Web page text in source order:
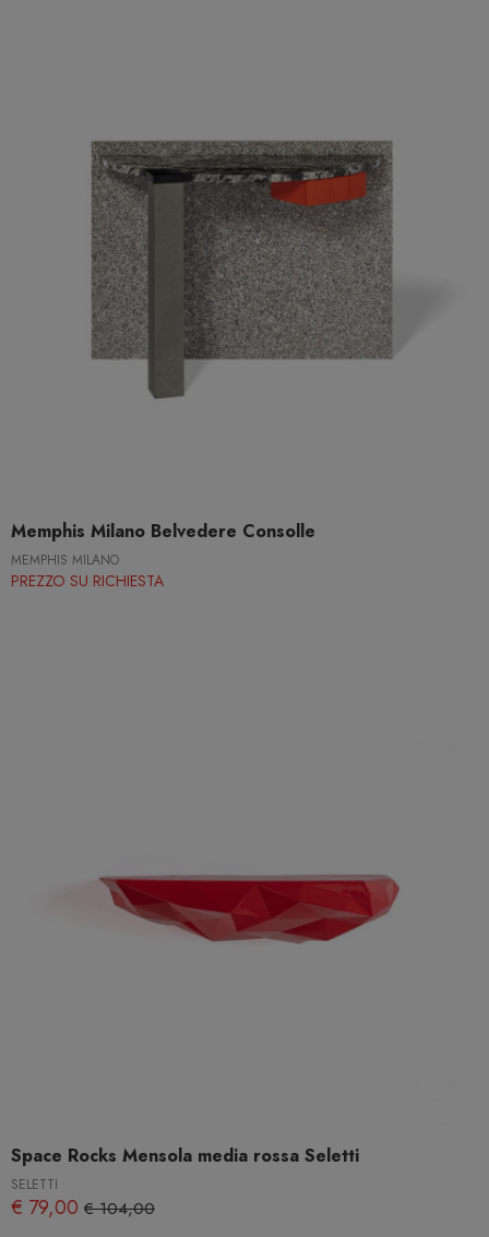
Memphis Milano Belvedere Consolle
MEMPHIS MILANO
PREZZO SU RICHIESTA
Space Rocks Mensola media rossa Seletti
SELETTI
€ 79,00 € 104,00